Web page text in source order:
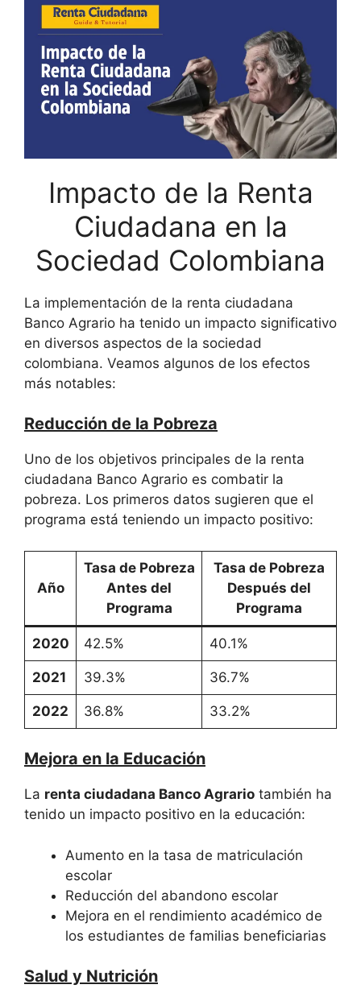
Impacto de la Renta
Ciudadana en la
Sociedad Colombiana
La implementación de la renta ciudadana
Banco Agrario ha tenido un impacto significativo
en diversos aspectos de la sociedad
colombiana. Veamos algunos de los efectos
más notables:
Reducción de la Pobreza
Uno de los objetivos principales de la renta
ciudadana Banco Agrario es combatir la
pobreza. Los primeros datos sugieren que el
programa está teniendo un impacto positivo:
Año
Tasa de Pobreza
Antes del
Programa
Tasa de Pobreza
Después del
Programa
2020 42.5% 40.1%
2021 39.3% 36.7%
2022 36.8% 33.2%
Mejora en la Educación
La renta ciudadana Banco Agrario también ha
tenido un impacto positivo en la educación:
Aumento en la tasa de matriculación
escolar
Reducción del abandono escolar
Mejora en el rendimiento académico de
los estudiantes de familias beneficiarias
Salud y Nutrición